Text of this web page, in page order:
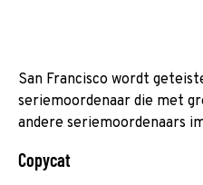
San Francisco wordt
seriemoordenaar die met
andere seriemoordenaars
Copycat